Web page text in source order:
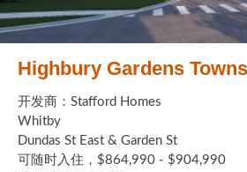
Highbury Gardens
开发商：Stafford Homes
Whitby
Dundas St East & Garden St
可随时入住，$864,990 - $904,990